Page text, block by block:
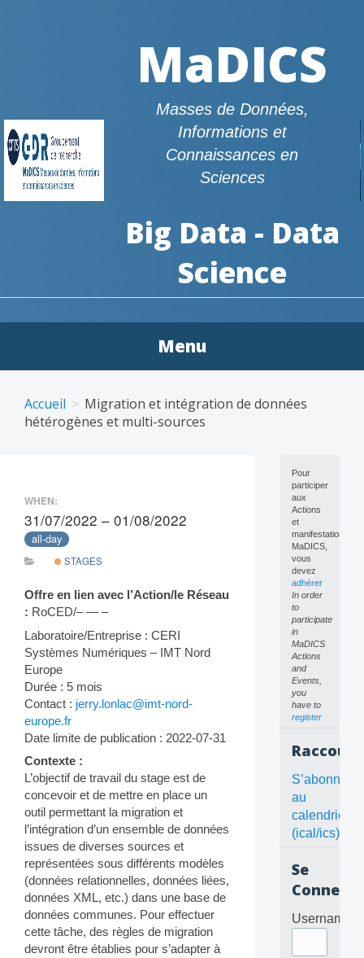
MaDICS
Masses de Données,
Informations et
Connaissances en
Sciences
Big Data - Data
Science
Menu
content
Accueil
Migration et intégration de données
hétérogènes et multi-sources
WHEN:
31/07/2022 – 01/08/2022
all-day
STAGES
Offre en lien avec l’Action/le Réseau
: RoCED/– — –
Laboratoire/Entreprise : CERI
Systèmes Numériques – IMT Nord
Europe
Durée : 5 mois
Contact : jerry.lonlac@imt-nord-
europe.fr
Date limite de publication : 2022-07-31
Contexte :
L’objectif de travail du stage est de
concevoir et de mettre en place un
outil permettant la migration et
l’intégration d’un ensemble de données
issues de diverses sources et
représentées sous différents modèles
(données relationnelles, données liées,
données XML, etc.) dans une base de
données communes. Pour effectuer
cette tâche, des règles de migration
devront être établies pour s’adapter à
Pour
participer
aux
Actions
et
manifestations
MaDICS,
vous
devez
adhérer
In order
to
participate
in
MaDICS
Actions
and
Events,
you
have to
register
S’abonner
au
calendrier
(ical/ics)
Se
Username